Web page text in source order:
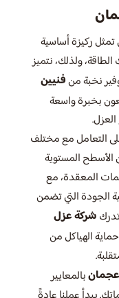
ركيزة أساسية
ولذلك، نتميز
نخبة منفنيين
بخبرة واسعة
التعامل مع مختلف
الأسطح المستوية
المعقدة، مع
الجودة التي تضمن
شركة عزل
الهياكل من
بالمعايير